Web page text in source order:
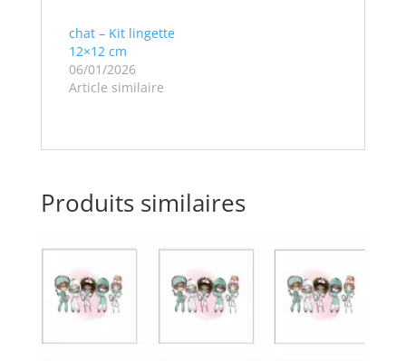
chat – Kit lingette
12×12 cm
06/01/2026
Article similaire
Produits similaires